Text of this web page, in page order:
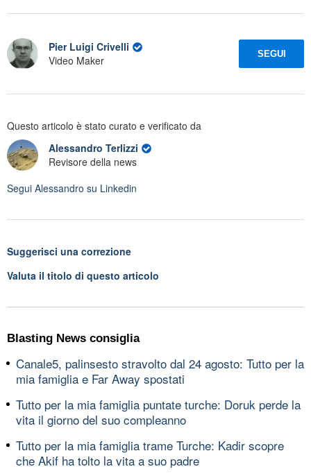
Pier Luigi Crivelli
Video Maker
SEGUI
Questo articolo è stato curato e verificato da
Alessandro Terlizzi
Revisore della news
Segui Alessandro su Linkedin
Suggerisci una correzione
Valuta il titolo di questo articolo
Blasting News consiglia
Canale5, palinsesto stravolto dal 24 agosto: Tutto per la
mia famiglia e Far Away spostati
Tutto per la mia famiglia puntate turche: Doruk perde la
vita il giorno del suo compleanno
Tutto per la mia famiglia trame Turche: Kadir scopre
che Akif ha tolto la vita a suo padre